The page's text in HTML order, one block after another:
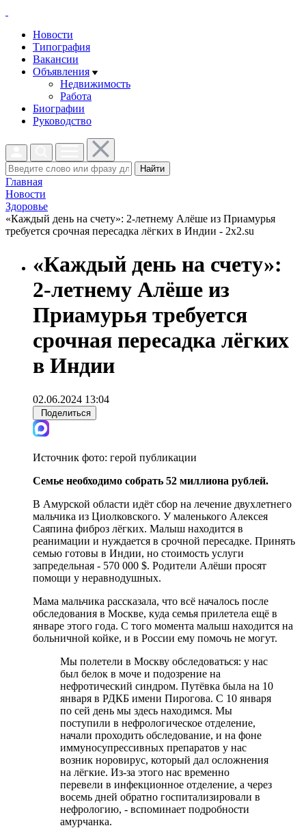
Новости
Типография
Вакансии
Объявления
Недвижимость
Работа
Биографии
Руководство
Найти
Главная
Новости
Здоровье
«Каждый день на счету»: 2-летнему Алёше из Приамурья
требуется срочная пересадка лёгких в Индии - 2x2.su
«Каждый день на счету»:
2-летнему Алёше из
Приамурья требуется
срочная пересадка лёгких
в Индии
02.06.2024 13:04
Поделиться
Источник фото: герой публикации
Семье необходимо собрать 52 миллиона рублей.
В Амурской области идёт сбор на лечение двухлетнего
мальчика из Циолковского. У маленького Алексея
Саяпина фиброз лёгких. Малыш находится в
реанимации и нуждается в срочной пересадке. Принять
семью готовы в Индии, но стоимость услуги
запредельная - 570 000 $. Родители Алёши просят
помощи у неравнодушных.
Мама мальчика рассказала, что всё началось после
обследования в Москве, куда семья прилетела ещё в
январе этого года. С того момента малыш находится на
больничной койке, и в России ему помочь не могут.
Мы полетели в Москву обследоваться: у нас
был белок в моче и подозрение на
нефротический синдром. Путёвка была на 10
января в РДКБ имени Пирогова. С 10 января
по сей день мы здесь находимся. Мы
поступили в нефрологическое отделение,
начали проходить обследование, и на фоне
иммуносупрессивных препаратов у нас
возник норовирус, который дал осложнения
на лёгкие. Из-за этого нас временно
перевели в инфекционное отделение, а через
восемь дней обратно госпитализировали в
нефрологию, - вспоминает подробности
амурчанка.